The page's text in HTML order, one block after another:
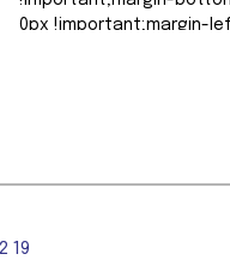
0px !important;margin-
19